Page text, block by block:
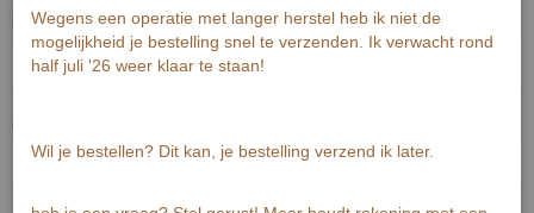
Passende envelop bij deze kaart
Wegens een operatie met langer herstel heb ik niet de
mogelijkheid je bestelling snel te verzenden. Ik verwacht rond
half juli '26 weer klaar te staan!
Wil je bestellen? Dit kan, je bestelling verzend ik later.